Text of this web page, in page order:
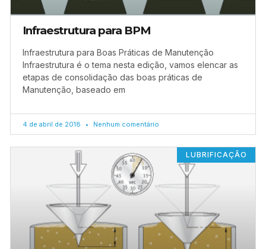
Infraestrutura para BPM
Infraestrutura para Boas Práticas de Manutenção
Infraestrutura é o tema nesta edição, vamos elencar as
etapas de consolidação das boas práticas de
Manutenção, baseado em
4 de abril de 2018 Nenhum comentário
LUBRIFICAÇÃO